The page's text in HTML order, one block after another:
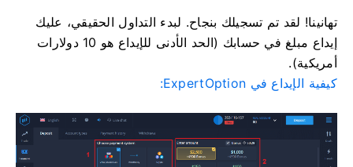
تهانينا! لقد تم تسجيلك بنجاح. لبدء التداول الحقيقي، عليك
إيداع مبلغ في حسابك (الحد الأدنى للإيداع هو 10 دولارات
أمريكية).
كيفية الإيداع في ExpertOption: